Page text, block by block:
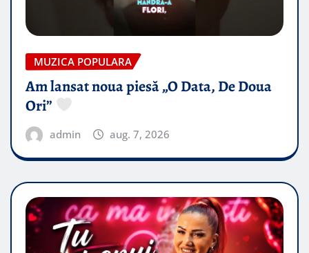
MUZICA POPULARA
Am lansat noua piesă „O Data, De Doua
Ori”
admin aug. 7, 2026